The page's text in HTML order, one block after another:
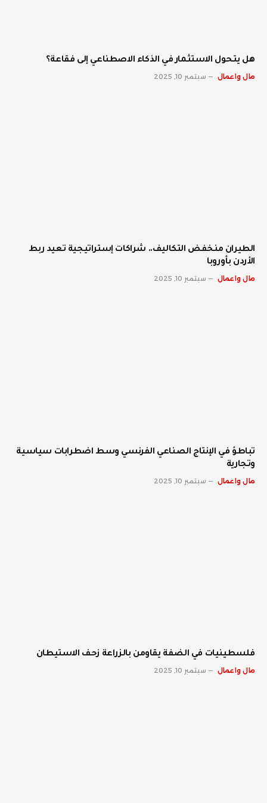
هل يتحول الاستثمار في الذكاء الاصطناعي إلى فقاعة؟
مال واعمال سبتمبر 10, 2025
الطيران منخفض التكاليف.. شراكات إستراتيجية تعيد ربط
الأردن بأوروبا
مال واعمال سبتمبر 10, 2025
تباطؤ في الإنتاج الصناعي الفرنسي وسط اضطرابات سياسية
وتجارية
مال واعمال سبتمبر 10, 2025
فلسطينيات في الضفة يقاومن بالزراعة زحف الاستيطان
مال واعمال سبتمبر 10, 2025